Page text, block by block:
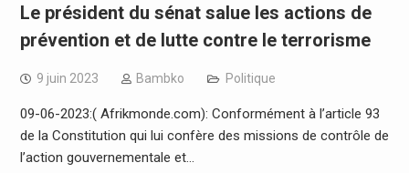
Le président du sénat salue les actions de
prévention et de lutte contre le terrorisme
9 juin 2023 Bambko Politique
09-06-2023:( Afrikmonde.com): Conformément à l’article 93
de la Constitution qui lui confère des missions de contrôle de
l’action gouvernementale et…